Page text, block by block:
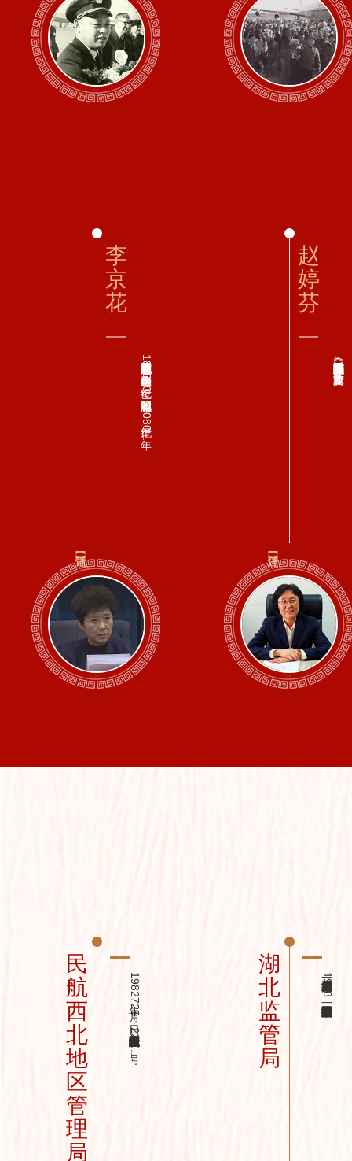
李
京
花
民航局综合司副巡视员李京花捐赠18件个人珍藏的20世纪80年纪民航制服。 20世纪80年...
赵
婷
芬
民航局首都机场集团公司监事会副主席赵婷芬捐赠《民航的跨越》（中、英文版）和《长空万...
民
航
西
北
地
区
管
理
局
1982年7月25日，中国民航兰州管理局第八飞行大队杨继海机组驾驶伊尔十八220号...
湖
北
监
管
局
湖北监管局捐赠了一组1998年有关党和国家领导人乘专机到抗洪抢险一线视察的照...